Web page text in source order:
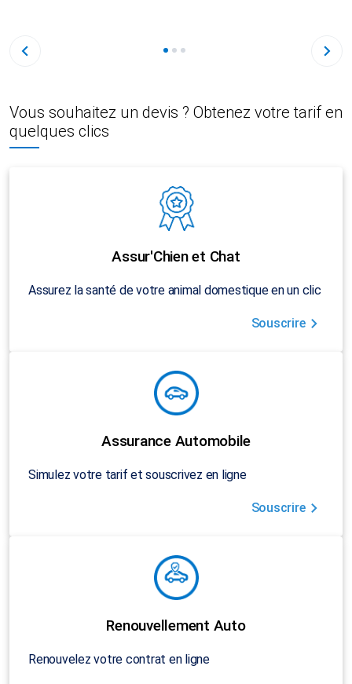
Vous souhaitez un devis ? Obtenez votre tarif en
quelques clics
Assur'Chien et Chat
Assurez la santé de votre animal domestique en un clic
Souscrire
Assurance Automobile
Simulez votre tarif et souscrivez en ligne
Souscrire
Renouvellement Auto
Renouvelez votre contrat en ligne